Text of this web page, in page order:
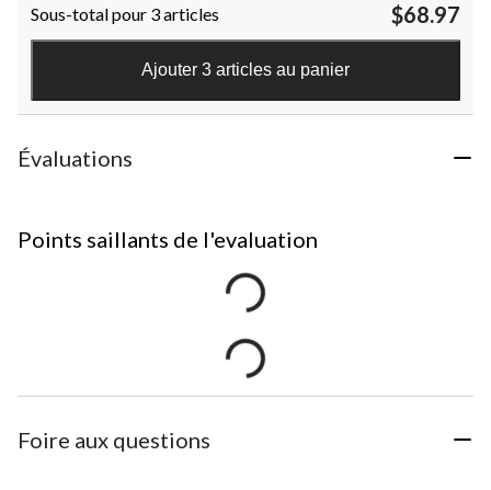
Sous-total pour 3 articles $68.97
Ajouter 3 articles au panier
Évaluations
Points saillants de l'evaluation
Foire aux questions